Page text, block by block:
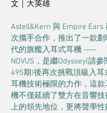
文｜大英雄
Astell&Kern 與 Empire Ears
次攜手合作，推出了一款劃
代的旗艦入耳式耳機 ——
NOVUS，是繼Odyssey(請參
495期)後再次挑戰頂級入耳
耳機技術極限的力作，這款
機不僅延續了雙方在音響技
上的領先地位，更將聲學性